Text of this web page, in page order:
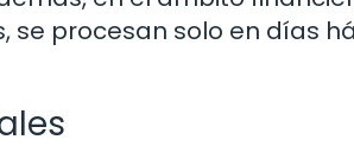
procesan solo en días